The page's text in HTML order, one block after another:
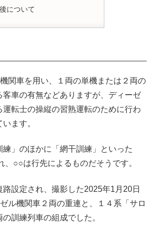
について
関車を用い、１両の単機または２両の
客車の有無などありますが、ディーゼ
運転士の操縦の習熟運転のために行わ
ます。
」のほかに「網干訓練」といった
、○○は行先によるものだそうです。
設定され、撮影した2025年1月20日
ル機関車２両の重連と、１４系「サロ
訓練列車の組成でした。